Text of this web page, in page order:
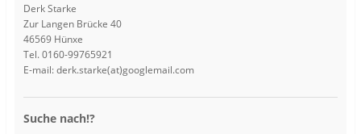
Derk Starke
Zur Langen Brücke 40
46569 Hünxe
Tel. 0160-99765921
E-mail: derk.starke(at)googlemail.com
Suche nach!?